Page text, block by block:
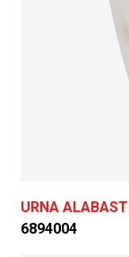
URNA
6894004